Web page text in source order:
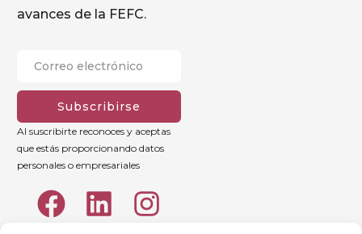
avances de la FEFC.
Subscribirse
Al suscribirte reconoces y aceptas
que estás proporcionando datos
personales o empresariales